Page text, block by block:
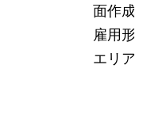
面作成
雇用形
エリア